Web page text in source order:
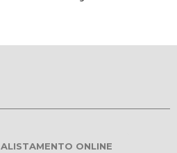
ALISTAMENTO ONLINE